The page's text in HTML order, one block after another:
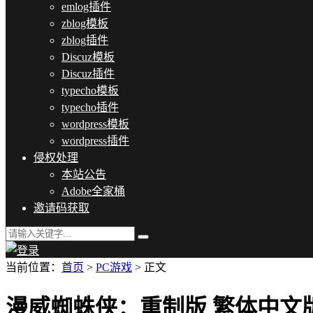
emlog插件
zblog模板
zblog插件
Discuz模板
Discuz插件
typecho模板
typecho插件
wordpress模板
wordpress插件
侵权处理
本站公告
Adobe全家桶
邀请码获取
当前位置： 首页 > PC游戏 > 正文
漫威蜘蛛侠：重制版 繁体中文